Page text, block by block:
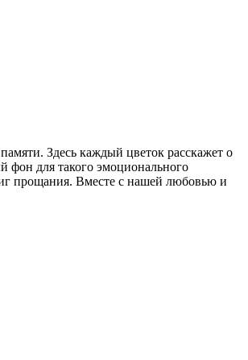
Здесь каждый цветок расскажет о
фон для такого эмоционального
прощания. Вместе с нашей любовью и